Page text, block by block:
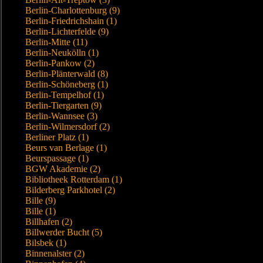
Berlin-Charlottenburg (9)
Berlin-Friedrichshain (1)
Berlin-Lichterfelde (9)
Berlin-Mitte (11)
Berlin-Neukölln (1)
Berlin-Pankow (2)
Berlin-Plänterwald (8)
Berlin-Schöneberg (1)
Berlin-Tempelhof (1)
Berlin-Tiergarten (9)
Berlin-Wannsee (3)
Berlin-Wilmersdorf (2)
Berliner Platz (1)
Beurs van Berlage (1)
Beurspassage (1)
BGW Akademie (2)
Bibliotheek Rotterdam (1)
Bilderberg Parkhotel (2)
Bille (9)
Bille (1)
Billhafen (2)
Billwerder Bucht (5)
Bilsbek (1)
Binnenalster (2)